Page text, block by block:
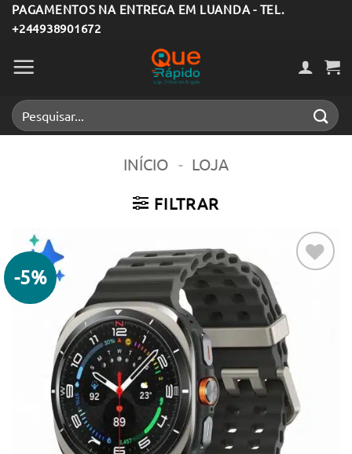
Skip
to
content
PAGAMENTOS NA ENTREGA EM LUANDA - TEL.
+244938901672
Pesquisar
por:
INÍCIO - LOJA
FILTRAR
-5%
Adicionar
aos meus
desejos